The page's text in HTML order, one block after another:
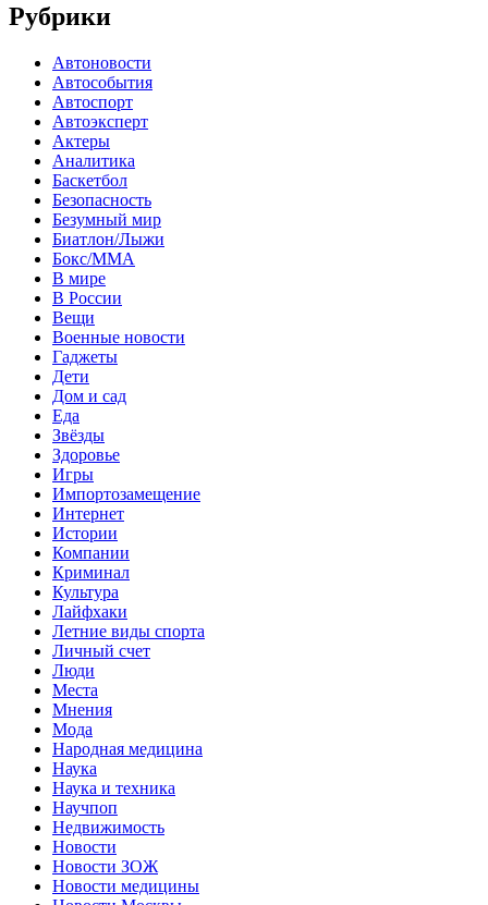
Рубрики
Автоновости
Автособытия
Автоспорт
Автоэксперт
Актеры
Аналитика
Баскетбол
Безопасность
Безумный мир
Биатлон/Лыжи
Бокс/MMA
В мире
В России
Вещи
Военные новости
Гаджеты
Дети
Дом и сад
Еда
Звёзды
Здоровье
Игры
Импортозамещение
Интернет
Истории
Компании
Криминал
Культура
Лайфхаки
Летние виды спорта
Личный счет
Люди
Места
Мнения
Мода
Народная медицина
Наука
Наука и техника
Научпоп
Недвижимость
Новости
Новости ЗОЖ
Новости медицины